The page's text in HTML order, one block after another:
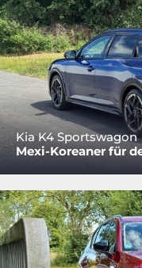
Kia K4 Sportswagon
Mexi-Koreaner für